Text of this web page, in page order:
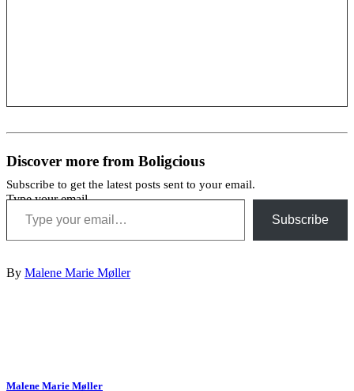
Discover more from Boligcious
Subscribe to get the latest posts sent to your email.
Type your email…
Subscribe
By Malene Marie Møller
Malene Marie Møller